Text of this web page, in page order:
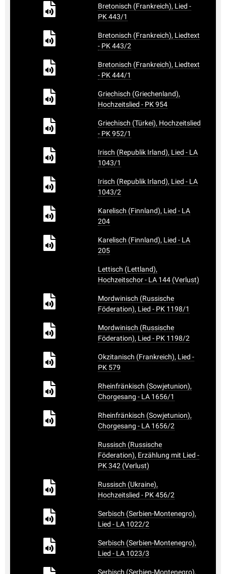
Bretonisch (Frankreich), Lied -
PK 443/1
Bretonisch (Frankreich), Liedtext
- PK 443/2
Bretonisch (Frankreich), Liedtext
- PK 444/1
Griechisch (Griechenland),
Hochzeitslied - PK 954
Griechisch (Türkei), Hochzeitslied
- PK 952/1
Irisch (Republik Irland), Lied - LA
1043/1
Irisch (Republik Irland), Lied - LA
1043/2
Karelisch (Finnland), Lied - LA
204
Karelisch (Finnland), Lied - LA
205
Lettisch (Lettland),
Hochzeitschor - LA 144 (Verlust)
Mordwinisch (Russische
Föderation), Lied - PK 1198/1
Mordwinisch (Russische
Föderation), Lied - PK 1198/2
Okzitanisch (Frankreich), Lied -
PK 579
Rheinfränkisch (Sowjetunion),
Chorgesang - LA 1656/1
Rheinfränkisch (Sowjetunion),
Chorgesang - LA 1656/2
Russisch (Russische
Föderation), Erzählung mit Lied -
PK 342 (Verlust)
Russisch (Ukraine),
Hochzeitslied - PK 456/2
Serbisch (Serbien-Montenegro),
Lied - LA 1022/2
Serbisch (Serbien-Montenegro),
Lied - LA 1023/3
Serbisch (Serbien-Montenegro),